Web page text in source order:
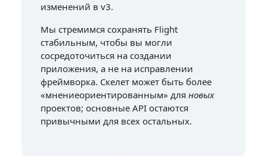
изменений в v3.
Мы стремимся сохранять Flight
стабильным, чтобы вы могли
сосредоточиться на создании
приложения, а не на исправлении
фреймворка. Скелет может быть более
«мнениеориентированным» для новых
проектов; основные API остаются
привычными для всех остальных.